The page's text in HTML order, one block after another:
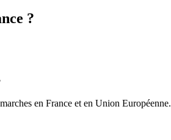
?
en France et en Union Européenne.